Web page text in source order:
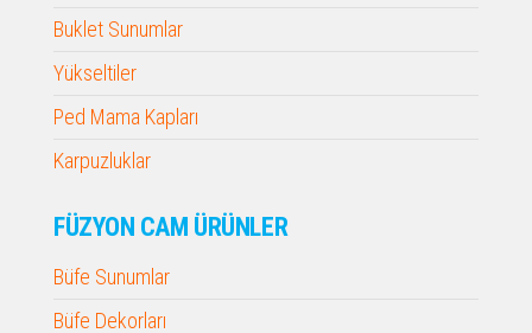
Buklet Sunumlar
Yükseltiler
Ped Mama Kapları
Karpuzluklar
FÜZYON CAM ÜRÜNLER
Büfe Sunumlar
Büfe Dekorları